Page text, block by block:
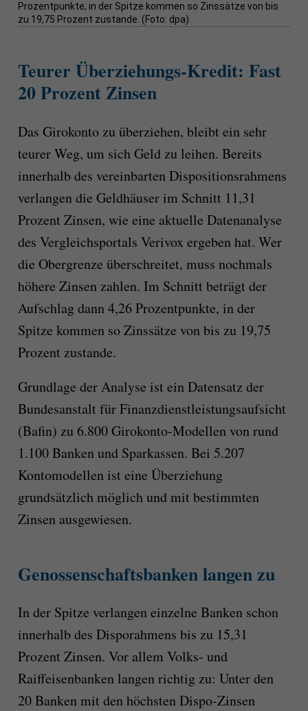
Prozentpunkte, in der Spitze kommen so Zinssätze von bis
zu 19,75 Prozent zustande. (Foto: dpa)
Teurer Überziehungs-Kredit: Fast
20 Prozent Zinsen
Das Girokonto zu überziehen, bleibt ein sehr
teurer Weg, um sich Geld zu leihen. Bereits
innerhalb des vereinbarten Dispositionsrahmens
verlangen die Geldhäuser im Schnitt 11,31
Prozent Zinsen, wie eine aktuelle Datenanalyse
des Vergleichsportals Verivox ergeben hat. Wer
die Obergrenze überschreitet, muss nochmals
höhere Zinsen zahlen. Im Schnitt beträgt der
Aufschlag dann 4,26 Prozentpunkte, in der
Spitze kommen so Zinssätze von bis zu 19,75
Prozent zustande.
Grundlage der Analyse ist ein Datensatz der
Bundesanstalt für Finanzdienstleistungsaufsicht
(Bafin) zu 6.800 Girokonto-Modellen von rund
1.100 Banken und Sparkassen. Bei 5.207
Kontomodellen ist eine Überziehung
grundsätzlich möglich und mit bestimmten
Zinsen ausgewiesen.
Genossenschaftsbanken langen zu
In der Spitze verlangen einzelne Banken schon
innerhalb des Disporahmens bis zu 15,31
Prozent Zinsen. Vor allem Volks- und
Raiffeisenbanken langen richtig zu: Unter den
20 Banken mit den höchsten Dispo-Zinsen